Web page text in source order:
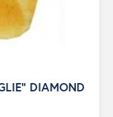
DIAMOND